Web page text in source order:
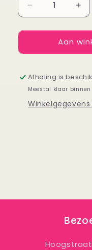
Aantal
verlagen
voor
Boyfriend
Kaart
Blanche
Aan
Afhaling is
Meestal klaar
Winkelgegevens